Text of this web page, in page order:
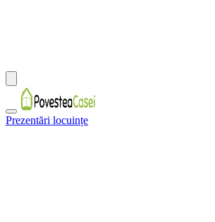
Prezentări locuințe